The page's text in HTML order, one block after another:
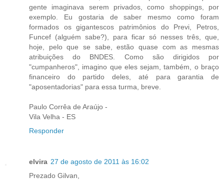
gente imaginava serem privados, como shoppings, por
exemplo. Eu gostaria de saber mesmo como foram
formados os gigantescos patrimônios do Previ, Petros,
Funcef (alguém sabe?), para ficar só nesses três, que,
hoje, pelo que se sabe, estão quase com as mesmas
atribuições do BNDES. Como são dirigidos por
"cumpanheros", imagino que eles sejam, também, o braço
financeiro do partido deles, até para garantia de
"aposentadorias" para essa turma, breve.
Paulo Corrêa de Araújo -
Vila Velha - ES
Responder
elvira 27 de agosto de 2011 às 16:02
Prezado Gilvan,